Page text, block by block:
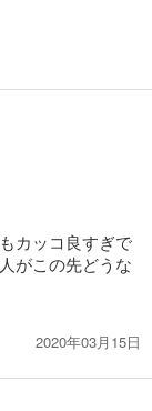
カッコ良すぎで
がこの先どうな
2020年03月15日